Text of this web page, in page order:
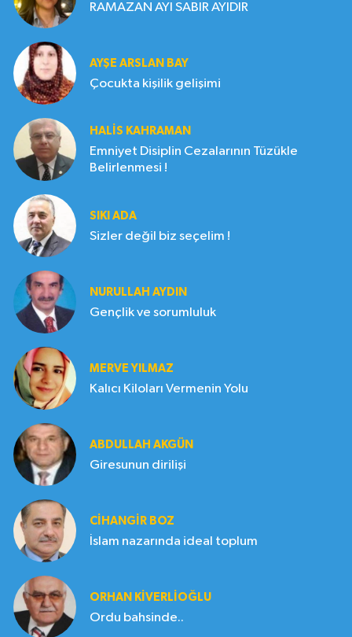
RAMAZAN AYI SABIR AYIDIR
AYŞE ARSLAN BAY
Çocukta kişilik gelişimi
HALIS KAHRAMAN
Emniyet Disiplin Cezalarının Tüzükle
Belirlenmesi !
SIKI ADA
Sizler değil biz seçelim !
NURULLAH AYDIN
Gençlik ve sorumluluk
MERVE YILMAZ
Kalıcı Kiloları Vermenin Yolu
ABDULLAH AKGÜN
Giresunun dirilişi
CIHANGIR BOZ
İslam nazarında ideal toplum
ORHAN KIVERLIOĞLU
Ordu bahsinde..